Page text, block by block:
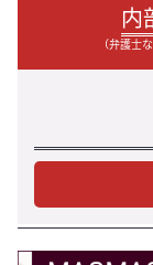
内
（弁護士